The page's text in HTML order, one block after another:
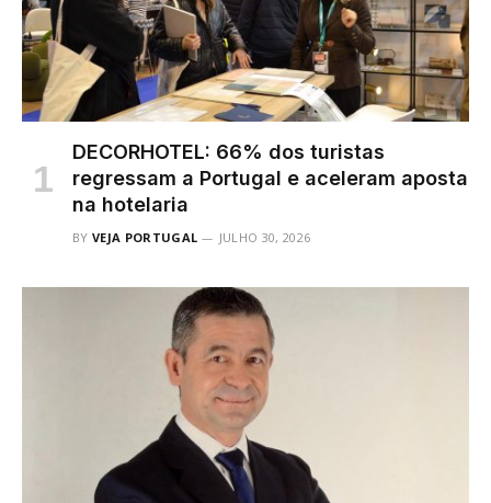
DECORHOTEL: 66% dos turistas
regressam a Portugal e aceleram aposta
na hotelaria
BY VEJA PORTUGAL JULHO 30, 2026